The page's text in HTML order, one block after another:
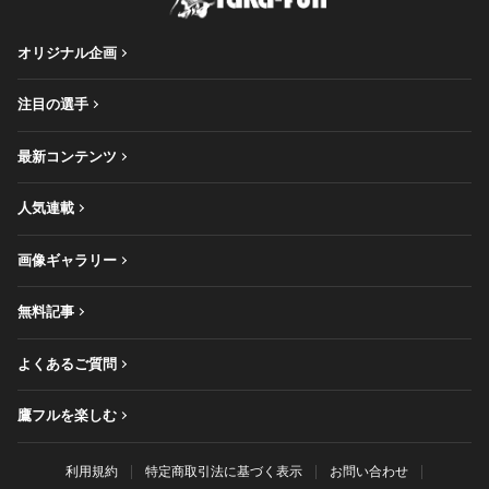
オリジナル企画
注目の選手
最新コンテンツ
人気連載
画像ギャラリー
無料記事
よくあるご質問
鷹フルを楽しむ
利用規約 特定商取引法に基づく表示 お問い合わせ